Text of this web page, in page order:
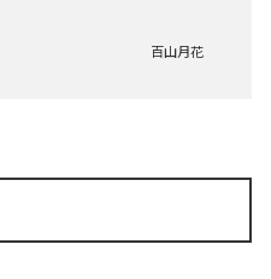
百山月花